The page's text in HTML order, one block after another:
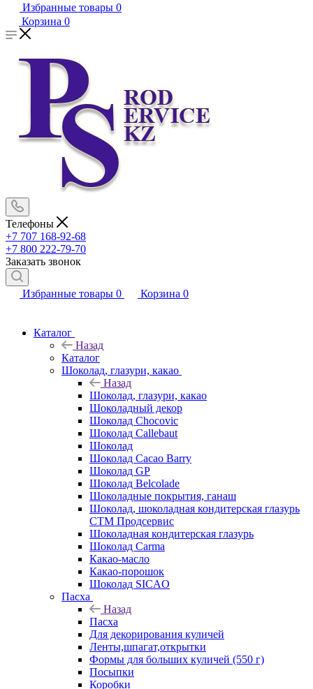
Избранные товары 0
Корзина 0
Телефоны
+7 707 168-92-68
+7 800 222-79-70
Заказать звонок
Избранные товары 0 Корзина 0
Каталог
Назад
Каталог
Шоколад, глазури, какао
Назад
Шоколад, глазури, какао
Шоколадный декор
Шоколад Chocovic
Шоколад Callebaut
Шоколад
Шоколад Cacao Barry
Шоколад GP
Шоколад Belcolade
Шоколадные покрытия, ганаш
Шоколад, шоколадная кондитерская глазурь
СТМ Продсервис
Шоколадная кондитерская глазурь
Шоколад Carma
Какао-масло
Какао-порошок
Шоколад SICAO
Пасха
Назад
Пасха
Для декорирования куличей
Ленты,шпагат,открытки
Формы для больших куличей (550 г)
Посыпки
Коробки